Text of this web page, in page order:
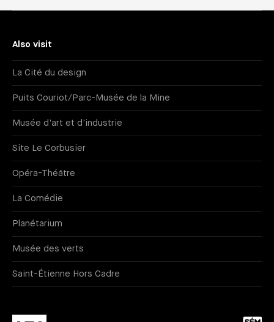
Also visit
La Cité du design
Puits Couriot/Parc-Musée de la Mine
Musée d'art et d'industrie
Site Le Corbusier
Opéra-Théâtre
La Comédie
Planétarium
Musée des verts
Saint-Étienne Hors Cadre